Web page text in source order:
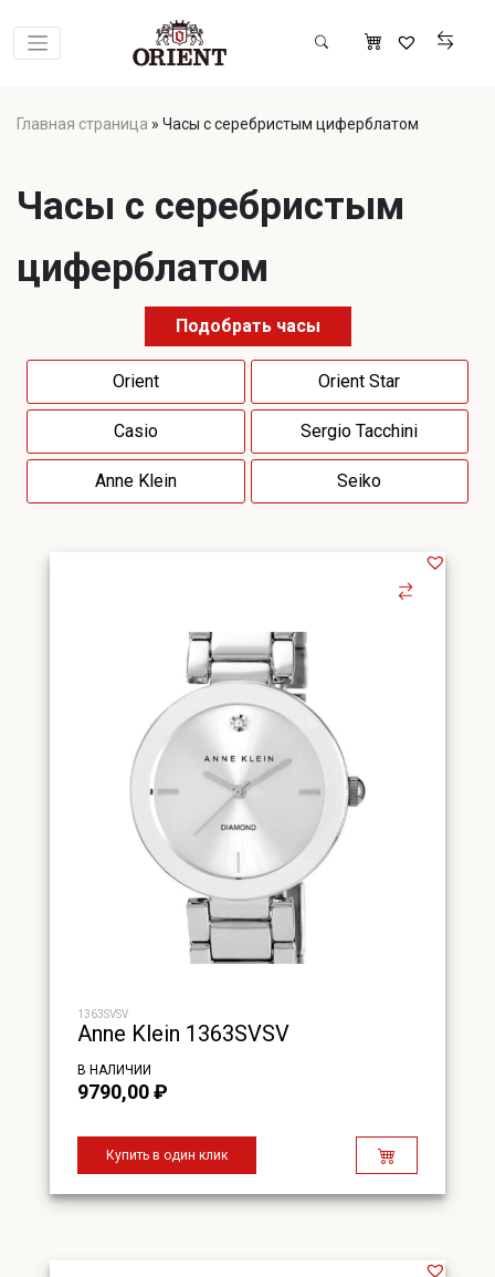
Главная страница » Часы с серебристым циферблатом
Часы с серебристым
циферблатом
Подобрать часы
Orient Orient Star
Casio Sergio Tacchini
Anne Klein Seiko
1363SVSV
Anne Klein 1363SVSV
В НАЛИЧИИ
9790,00₽
Купить в один клик